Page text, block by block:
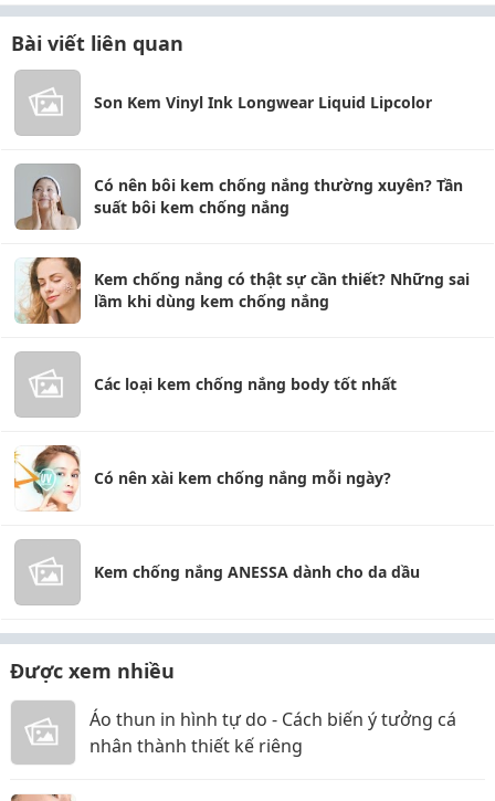
Bài viết liên quan
Son Kem Vinyl Ink Longwear Liquid Lipcolor
Có nên bôi kem chống nắng thường xuyên? Tần
suất bôi kem chống nắng
Kem chống nắng có thật sự cần thiết? Những sai
lầm khi dùng kem chống nắng
Các loại kem chống nắng body tốt nhất
Có nên xài kem chống nắng mỗi ngày?
Kem chống nắng ANESSA dành cho da dầu
Được xem nhiều
Áo thun in hình tự do - Cách biến ý tưởng cá
nhân thành thiết kế riêng